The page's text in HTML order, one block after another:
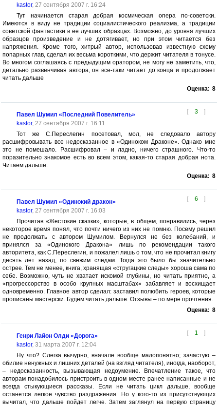
kastor, 27 сентября 2007 г. 16:24
Тут начинается старая добрая космическая опера по-советски.
Имеются в виду не традиции социалистического реализма, а традиции
советской фантастики в ее лучших образцах. Возможно, до уровня лучших
образцов произведение и не дотягивает, но при этом читается без
напряжения. Кроме того, хитрый автор, использовав известную схему
попарных глав, сделал их весьма короткими, что держит читателя в тонусе.
Во многом соглашаясь с предыдущим оратором, не могу не заметить, что,
детально развенчивая автора, он все-таки читает до конца и продолжает
читать дальше
Оценка: 8
[ 3 ]
Павел Шумил «Последний Повелитель»
kastor, 27 сентября 2007 г. 16:11
Тот же С.Переслегин посетовал, мол, не следовало автору
расшифровывать все недосказанное в «Одиноком Драконе». Однако мне
это не помешало. Расшифровал – и ладно, ничего страшного. Что-то
поразительно знакомое есть во всем этом, какая-то старая добрая нота.
Читаем дальше.
Оценка: 8
[ 6 ]
Павел Шумил «Одинокий дракон»
kastor, 27 сентября 2007 г. 16:03
Прочитав «Жестокие сказки», которые, в общем, понравились, через
некоторое время понял, что почти ничего из них не помню. Посему решил
не продолжать с автором Шумилом. Вернулся не без колебаний, и
принялся за «Одинокого Дракона» лишь по рекомендации такого
авторитета, как С.Переслегин, и пожалел лишь о том, что не прочитал книгу
десять лет назад, по свежим следам. Тогда это было бы значительно
острее. Тем не менее, книга, хранящая «стругацкие следы» хороша сама по
себе. Возможно, чуть не хватает искомой глубины, но читать приятно, а
«прогрессорство в особо крупных масштабах» забавляет и восхищает
одновременно. Главное автор сделал: заставил полюбить героев, которые
прописаны мастерски. Будем читать дальше. Отзывы – по мере прочтения.
Оценка: 8
[ 1 ]
Генри Лайон Олди «Дорога»
kastor, 31 марта 2007 г. 12:04
Ну что? Слегка вычурно, вначале вообще малопонятно; зачастую –
обилие ненужных и лишних деталей (на взгляд читателя), иногда, наоборот,
– недосказанность, вызывающая недоумение. Впечатление такое, что
авторам понадобилось пристроить в одном месте ранее написанные и не
всегда стыкующиеся рассказы. Если не читать цикл дальше, вообще
останется легкое чувство раздражения. Но у кого-то из присутствующих
вычитал, что дальше пойдет легче. Затем заглянул на первую страницу